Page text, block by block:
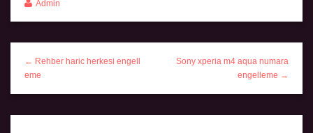
Admin
← Rehber haric herkesi engell
eme
Sony xperia m4 aqua numara
engelleme →